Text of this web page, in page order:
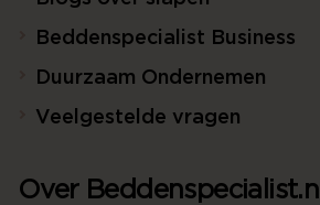
Beddenspecialist Business
Duurzaam Ondernemen
Veelgestelde vragen
Over Beddenspecialist.nl